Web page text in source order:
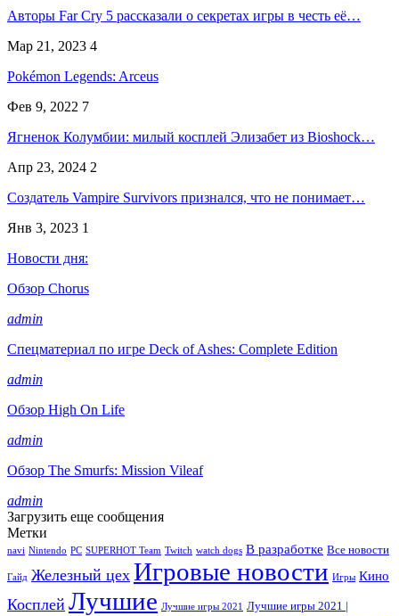
Авторы Far Cry 5 рассказали о секретах игры в честь её…
Мар 21, 2023 4
Pokémon Legends: Arceus
Фев 9, 2022 7
Ягненок Колумбии: милый косплей Элизабет из Bioshock…
Апр 23, 2024 2
Создатель Vampire Survivors признался, что не понимает…
Янв 3, 2023 1
Новости дня:
Обзор Chorus
admin
Спецматериал по игре Deck of Ashes: Complete Edition
admin
Обзор High On Life
admin
Обзор The Smurfs: Mission Vileaf
admin
Загрузить еще сообщения
Метки
navi Nintendo PC SUPERHOT Team Twitch watch dogs В разработке Все новости
Гайд Железный цех Игровые новости Игры Кино
Косплей Лучшие Лучшие игры 2021
Лучшие игры 2021 |